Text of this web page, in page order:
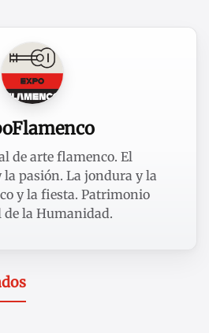
de arte flamenco. El
pasión. La jondura y la
y la fiesta. Patrimonio
de la Humanidad.